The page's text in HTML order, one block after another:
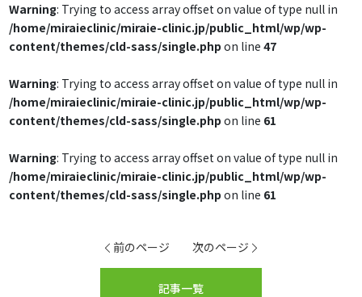
Warning: Trying to access array offset on value of type null in
/home/miraieclinic/miraie-clinic.jp/public_html/wp/wp-
content/themes/cld-sass/single.php on line 47
Warning: Trying to access array offset on value of type null in
/home/miraieclinic/miraie-clinic.jp/public_html/wp/wp-
content/themes/cld-sass/single.php on line 61
Warning: Trying to access array offset on value of type null in
/home/miraieclinic/miraie-clinic.jp/public_html/wp/wp-
content/themes/cld-sass/single.php on line 61
前のページ
記事一覧
次のページ